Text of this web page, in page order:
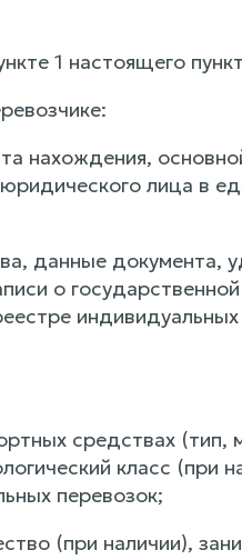
1 настоящего
нахождения,
лица в
данные документа,
о
средствах (тип,
класс (при
перевозок;
(при наличии),